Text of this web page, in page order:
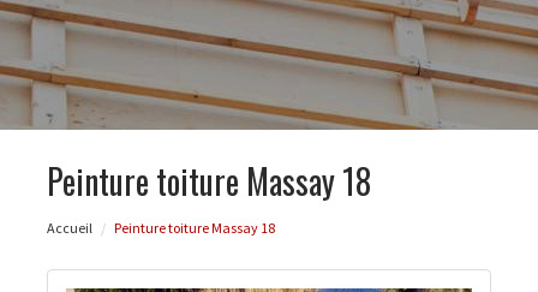
Peinture toiture Massay 18
Accueil Peinture toiture Massay 18